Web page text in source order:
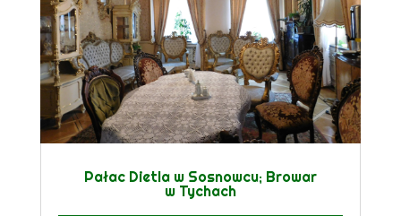
Pałac Dietla w Sosnowcu; Browar
w Tychach